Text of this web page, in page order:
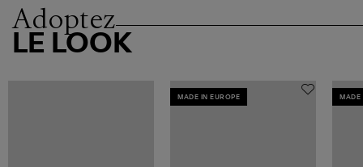
Adoptez
LE LOOK
MADE IN EUROPE MADE